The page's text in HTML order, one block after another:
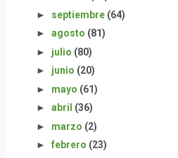
► septiembre (64)
► agosto (81)
► julio (80)
► junio (20)
► mayo (61)
► abril (36)
► marzo (2)
► febrero (23)